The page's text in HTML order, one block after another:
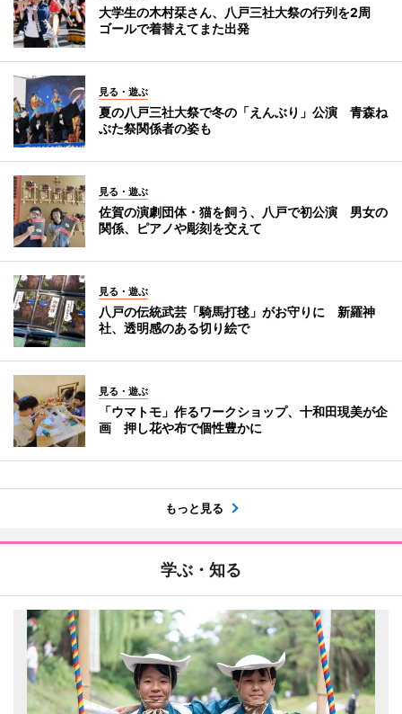
大学生の木村栞さん、八戸三社大祭の行列を2周
ゴールで着替えてまた出発
見る・遊ぶ
夏の八戸三社大祭で冬の「えんぶり」公演 青森ね
ぶた祭関係者の姿も
見る・遊ぶ
佐賀の演劇団体・猫を飼う、八戸で初公演 男女の
関係、ピアノや彫刻を交えて
見る・遊ぶ
八戸の伝統武芸「騎馬打毬」がお守りに 新羅神
社、透明感のある切り絵で
見る・遊ぶ
「ウマトモ」作るワークショップ、十和田現美が企
画 押し花や布で個性豊かに
もっと見る
学ぶ・知る